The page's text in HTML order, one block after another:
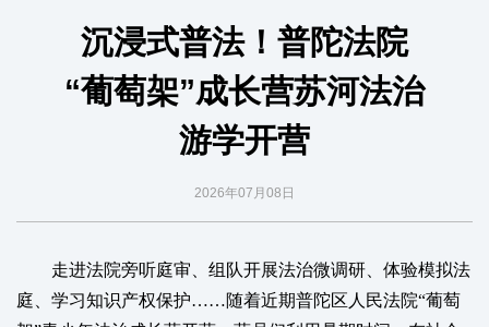
沉浸式普法！普陀法院
“葡萄架”成长营苏河法治
游学开营
2026年07月08日
走进法院旁听庭审、组队开展法治微调研、体验模拟法
庭、学习知识产权保护……随着近期普陀区人民法院“葡萄